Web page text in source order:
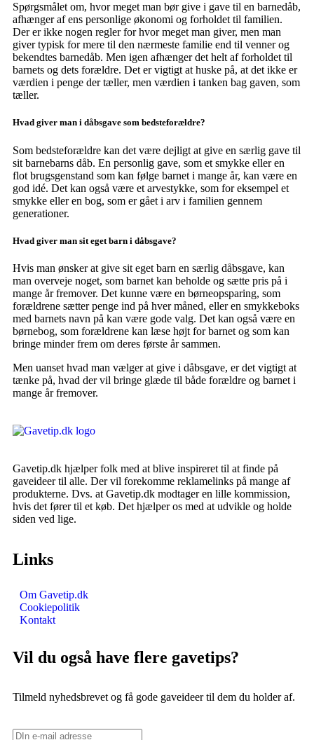
Spørgsmålet om, hvor meget man bør give i gave til en barnedåb,
afhænger af ens personlige økonomi og forholdet til familien.
Der er ikke nogen regler for hvor meget man giver, men man
giver typisk for mere til den nærmeste familie end til venner og
bekendtes barnedåb. Men igen afhænger det helt af forholdet til
barnets og dets forældre. Det er vigtigt at huske på, at det ikke er
værdien i penge der tæller, men værdien i tanken bag gaven, som
tæller.
Hvad giver man i dåbsgave som bedsteforældre?
Som bedsteforældre kan det være dejligt at give en særlig gave til
sit barnebarns dåb. En personlig gave, som et smykke eller en
flot brugsgenstand som kan følge barnet i mange år, kan være en
god idé. Det kan også være et arvestykke, som for eksempel et
smykke eller en bog, som er gået i arv i familien gennem
generationer.
Hvad giver man sit eget barn i dåbsgave?
Hvis man ønsker at give sit eget barn en særlig dåbsgave, kan
man overveje noget, som barnet kan beholde og sætte pris på i
mange år fremover. Det kunne være en børneopsparing, som
forældrene sætter penge ind på hver måned, eller en smykkeboks
med barnets navn på kan være gode valg. Det kan også være en
børnebog, som forældrene kan læse højt for barnet og som kan
bringe minder frem om deres første år sammen.
Men uanset hvad man vælger at give i dåbsgave, er det vigtigt at
tænke på, hvad der vil bringe glæde til både forældre og barnet i
mange år fremover.
Gavetip.dk hjælper folk med at blive inspireret til at finde på
gaveideer til alle. Der vil forekomme reklamelinks på mange af
produkterne. Dvs. at Gavetip.dk modtager en lille kommission,
hvis det fører til et køb. Det hjælper os med at udvikle og holde
siden ved lige.
Links
Om Gavetip.dk
Cookiepolitik
Kontakt
Vil du også have flere gavetips?
Tilmeld nyhedsbrevet og få gode gaveideer til dem du holder af.